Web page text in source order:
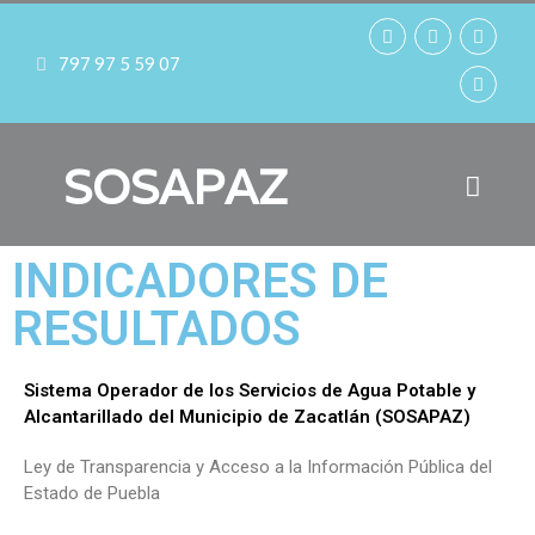
797 97 5 59 07
SOSAPAZ
INDICADORES DE
RESULTADOS
Sistema Operador de los Servicios de Agua Potable y
Alcantarillado del Municipio de Zacatlán (SOSAPAZ)
Ley de Transparencia y Acceso a la Información Pública del
Estado de Puebla